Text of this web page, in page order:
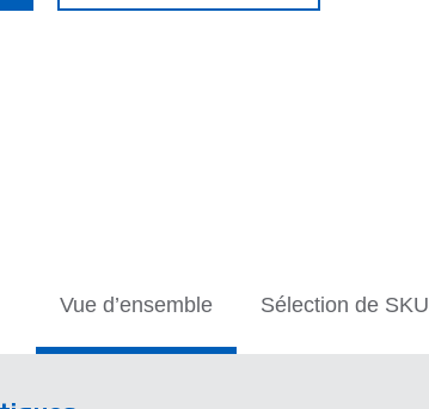
Vue d’ensemble Sélection de SKU